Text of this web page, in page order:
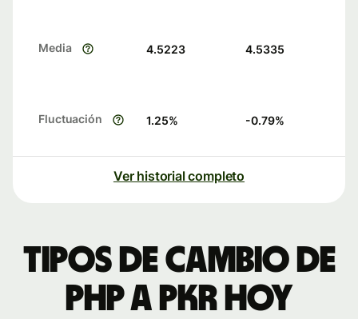
Media 4.5223 4.5335
Fluctuación 1.25% -0.79%
Ver historial completo
Tipos de cambio de
PHP a PKR hoy